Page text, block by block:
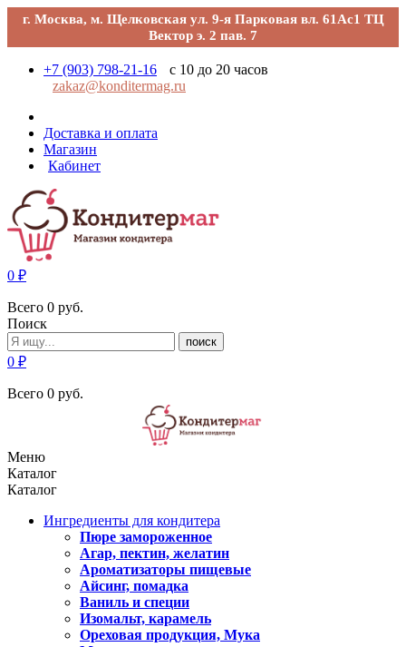
г. Москва, м. Щелковская ул. 9-я Парковая вл. 61Ас1 ТЦ
Вектор э. 2 пав. 7
+7 (903) 798-21-16
с 10 до 20 часов
zakaz@konditermag.ru
Доставка и оплата
Магазин
Кабинет
0 ₽
Всего 0 руб.
Поиск
поиск
0 ₽
Всего 0 руб.
Меню
Каталог
Каталог
Ингредиенты для кондитера
Пюре замороженное
Агар, пектин, желатин
Ароматизаторы пищевые
Айсинг, помадка
Ваниль и специи
Изомальт, карамель
Ореховая продукция, Мука